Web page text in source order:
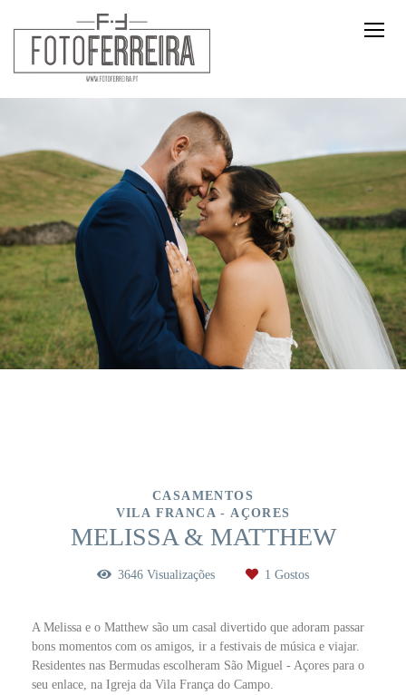
CASAMENTOS
VILA FRANCA - AÇORES
MELISSA & MATTHEW
3646 Visualizações 1 Gostos
A Melissa e o Matthew são um casal divertido que adoram passar
bons momentos com os amigos, ir a festivais de música e viajar.
Residentes nas Bermudas escolheram São Miguel - Açores para o
seu enlace, na Igreja da Vila França do Campo.